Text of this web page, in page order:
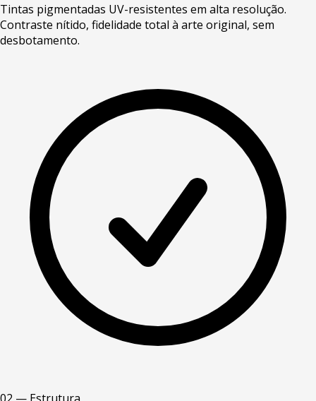
Tintas pigmentadas UV-resistentes em alta resolução.
Contraste nítido, fidelidade total à arte original, sem
desbotamento.
02 — Estrutura